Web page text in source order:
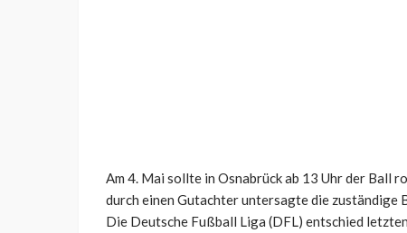
Am 4. Mai sollte in Osnabrück ab 13 Uhr der Ball
durch einen Gutachter untersagte die zuständige
Die Deutsche Fußball Liga (DFL) entschied